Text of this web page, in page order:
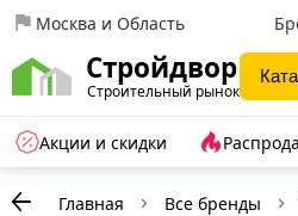
Москва и Область
Стройдвор
Строительный рынок
Акции и скидки
Главная Все бренды